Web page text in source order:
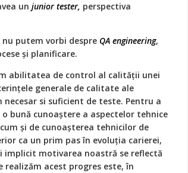
un junior tester, perspectiva
nu putem vorbi despre QA engineering,
și planificare.
abilitatea de control al calității unei
generale de calitate ale
si suficient de teste. Pentru a
bună cunoaștere a aspectelor tehnice
și de cunoașterea tehnicilor de
ca un prim pas în evoluția carierei,
implicit motivarea noastră se reflectă
acest progres este, în